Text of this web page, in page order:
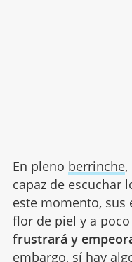
En pleno berrinche,
capaz de escuchar
este momento, sus
flor de piel y a
frustrará y
embargo, sí hay